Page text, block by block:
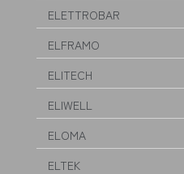
ELETTROBAR
ELFRAMO
ELITECH
ELIWELL
ELOMA
ELTEK